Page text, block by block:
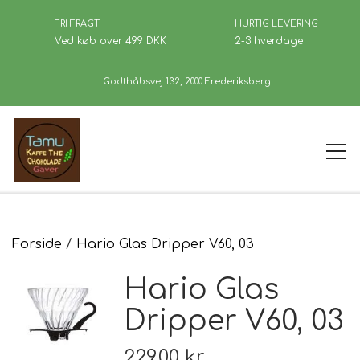
FRI FRAGT
Ved køb over 499 DKK
HURTIG LEVERING
2-3 hverdage
Godthåbsvej 132, 2000 Frederiksberg
Forside
Kaffe
Se Butikken
Forside Hario Glas Dripper V60, 03
Hario Glas
Dripper V60, 03